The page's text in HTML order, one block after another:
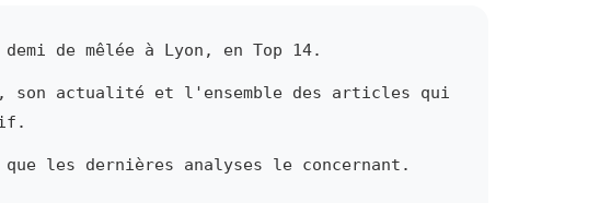
de mêlée à Lyon, en Top 14.
son actualité et l'ensemble des articles qui
les dernières analyses le concernant.